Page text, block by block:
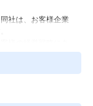
社は、お客様企業
発、システムの構
ティ対策を強化し